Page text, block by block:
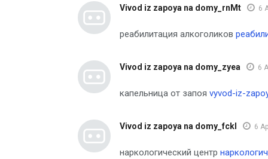
Vivod iz zapoya na domy_rnMt 6
реабилитация алкоголиков
Vivod iz zapoya na domy_zyea 6
капельница от запоя vyvod-iz-
Vivod iz zapoya na domy_fckl 6
наркологический центр